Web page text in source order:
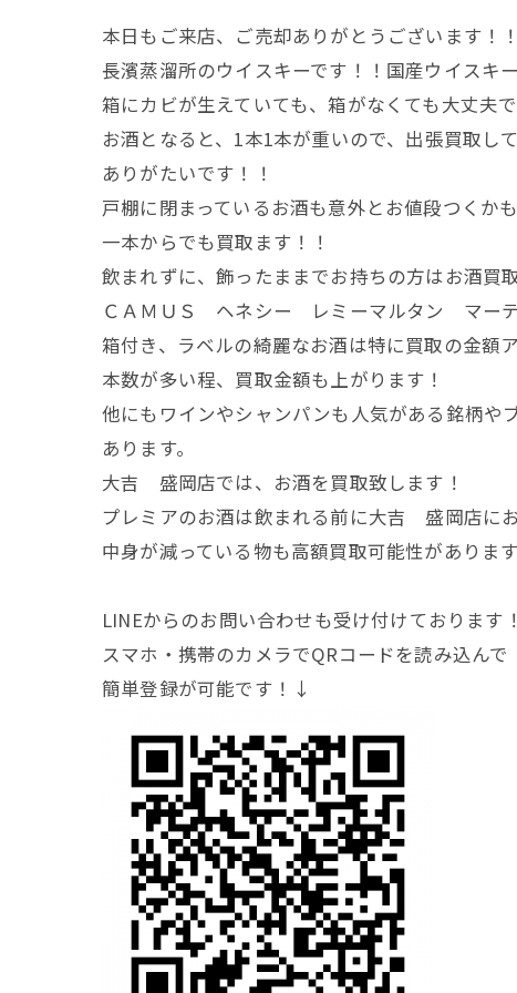
本日もご来店、ご売却ありがとうございます！
長濱蒸溜所のウイスキーです！！国産ウイスキ
箱にカビが生えていても、箱がなくても大丈夫
お酒となると、1本1本が重いので、出張買取し
ありがたいです！！
戸棚に閉まっているお酒も意外とお値段つくか
一本からでも買取ます！！
飲まれずに、飾ったままでお持ちの方はお酒買
ＣＡＭＵＳ ヘネシー レミーマルタン マ
箱付き、ラベルの綺麗なお酒は特に買取の金額
本数が多い程、買取金額も上がります！
他にもワインやシャンパンも人気がある銘柄や
あります。
大吉 盛岡店では、お酒を買取致します！
プレミアのお酒は飲まれる前に大吉 盛岡店に
中身が減っている物も高額買取可能性があります
LINEからのお問い合わせも受け付けております！
スマホ・携帯のカメラでQRコードを読み込んで
簡単登録が可能です！↓